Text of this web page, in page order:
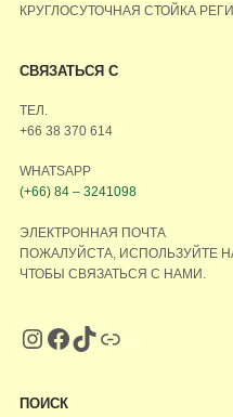
КРУГЛОСУТОЧНАЯ СТОЙКА
СВЯЗАТЬСЯ С
ТЕЛ.
+66 38 370 614
WHATSAPP
(+66) 84 – 3241098
ЭЛЕКТРОННАЯ ПОЧТА
ПОЖАЛУЙСТА, ИСПОЛЬЗУЙТЕ
ЧТОБЫ СВЯЗАТЬСЯ С НАМИ.
ПОИСК